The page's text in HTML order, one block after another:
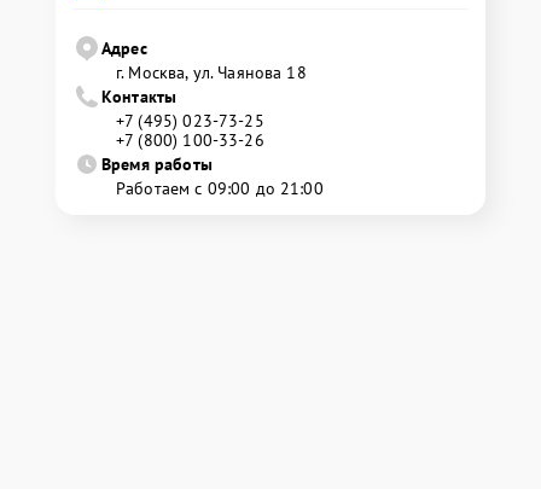
Адрес
г. Москва, ул. Чаянова 18
Контакты
+7 (495) 023-73-25
+7 (800) 100-33-26
Время работы
Работаем с 09:00 до 21:00